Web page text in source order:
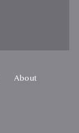
About